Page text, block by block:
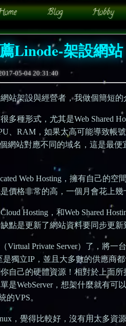
Linode-架設網站
05-04 20:31:40
站架設與經營者，我做個簡短
多種形式，尤其是Web Shared
、RAM，如果太高可能導致帳
網站對應不同的域名，這是最
Web Hosting，擁有自己的
價格非常的高，一個月會花上幾
Hosting，和Web Shared
點是更新了網站資料要同步更新
Virtual Private Server）了，將
是獨立IP，並且大多數的供應商
自己的硬體資源！相對於上面
是WebServer，想架什麼就有
的VPS。
，覺得比較好，沒有用太多資